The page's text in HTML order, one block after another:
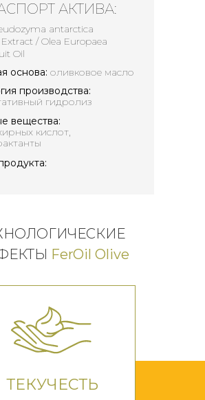
АКТИВА:
antarcticа
/ Olea Europaea
Oil
основа: оливковое масло
производства:
гидролиз
вещества:
кислот,
FerOil Olive
ТЕКУЧЕСТЬ